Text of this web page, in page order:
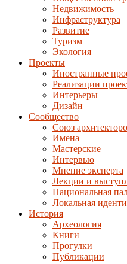
Недвижимость
Инфраструктура
Развитие
Туризм
Экология
Проекты
Иностранные
Реализации
Интерьеры
Дизайн
Сообщество
Союз
Имена
Мастерские
Интервью
Мнение эксперта
Лекции и
Национальная
Локальная
История
Археология
Книги
Прогулки
Публикации